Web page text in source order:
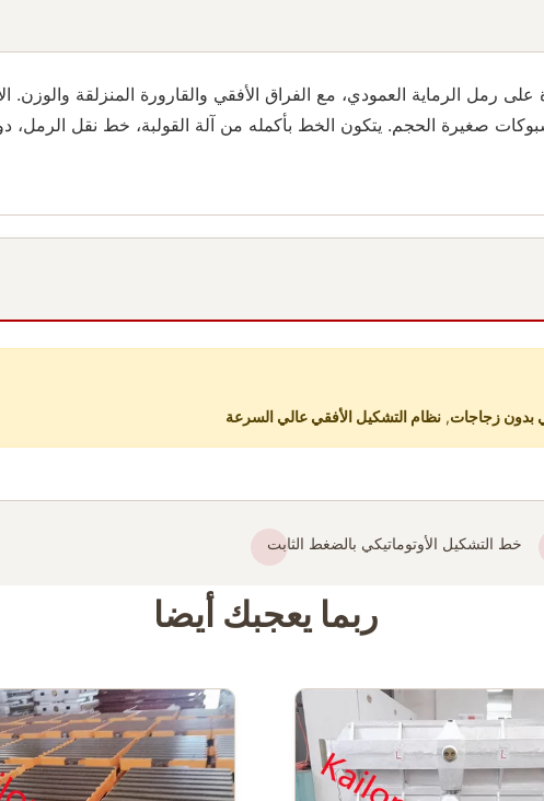
رمل الرماية العمودي، مع الفراق الأفقي والقارورة المنزلقة والوزن.
صغيرة الحجم. يتكون الخط بأكمله من آلة القولبة، خط نقل الرمل،
بدون زجاجات, نظام التشكيل الأفقي عالي السرعة
خط التشكيل الأوتوماتيكي بالضغط الثابت
ربما يعجبك أيضا